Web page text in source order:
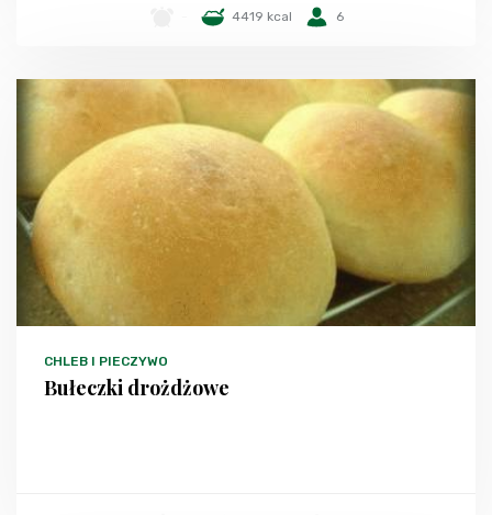
4419 kcal 6
CHLEB I PIECZYWO
Bułeczki drożdżowe